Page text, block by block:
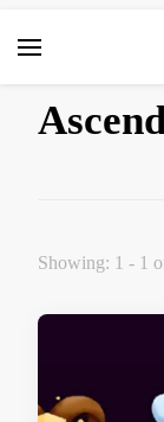
Showing: 1 - 1